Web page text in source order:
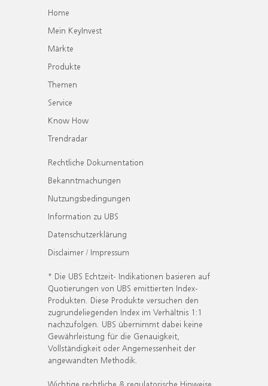
Home
Mein KeyInvest
Märkte
Produkte
Themen
Service
Know How
Trendradar
Rechtliche Dokumentation
Bekanntmachungen
Nutzungsbedingungen
Information zu UBS
Datenschutzerklärung
Disclaimer / Impressum
* Die UBS Echtzeit- Indikationen basieren auf
Quotierungen von UBS emittierten Index-
Produkten. Diese Produkte versuchen den
zugrundeliegenden Index im Verhältnis 1:1
nachzufolgen. UBS übernimmt dabei keine
Gewährleistung für die Genauigkeit,
Vollständigkeit oder Angemessenheit der
angewandten Methodik.